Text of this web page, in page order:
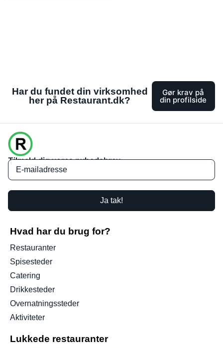
Har du fundet din virksomhed
her på Restaurant.dk?
Gør krav på
din profilside
Tilmeld dig vores nyhedsbrev
Ja tak!
Hvad har du brug for?
Restauranter
Spisesteder
Catering
Drikkesteder
Overnatningssteder
Aktiviteter
Lukkede restauranter